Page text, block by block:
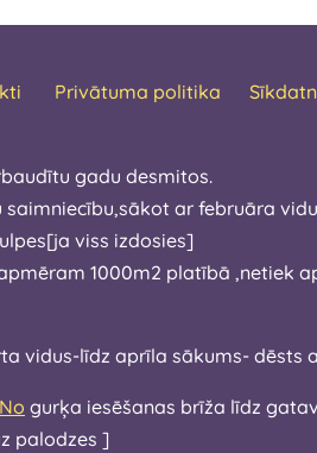
Privātuma politika
gadu desmitos.
saimniecību,sākot ar februāra
un šogad pirmo reizi būs arī tulpes[ja viss izdosies]
1000m2 platībā ,netiek
sēt marta vidus-līdz aprīla sākums-
gurķa iesēšanas brīža līdz gatavam pirmajam gurķim, ir tieši 60 dienas.[pie
palodzes ]